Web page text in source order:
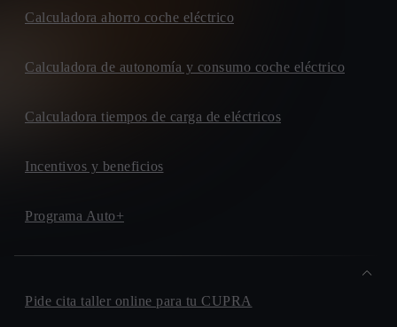
Calculadora ahorro coche eléctrico
Calculadora de autonomía y consumo coche eléctrico
Calculadora tiempos de carga de eléctricos
Incentivos y beneficios
Programa Auto+
Pide cita taller online para tu CUPRA